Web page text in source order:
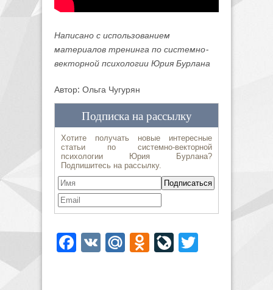
Написано с использованием
материалов тренинга по системно-
векторной психологии Юрия Бурлана
Автор: Ольга Чугурян
Facebook
VK Mail.Ru Odnoklassniki
LiveJournal